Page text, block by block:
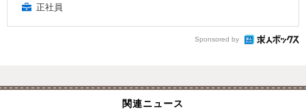
正社員
Sponsored by
関連ニュース